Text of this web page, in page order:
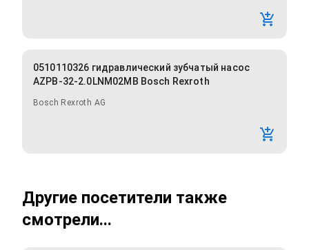
0510110326 гидравлический зубчатый насос
AZPB-32-2.0LNM02MB Bosch Rexroth
Bosch Rexroth AG
Другие посетители также
смотрели...